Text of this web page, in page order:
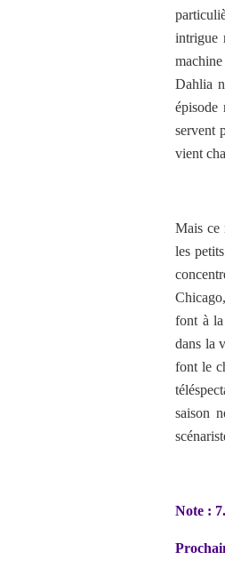
intrigue
Dahlia
épisode
servent
vient
Mais ce
les
font à la
dans la
font le
saison
Note :